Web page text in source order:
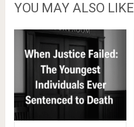
YOU MAY ALSO LIKE